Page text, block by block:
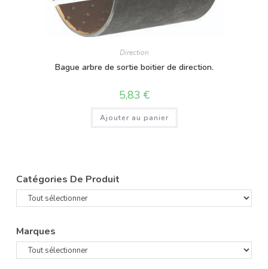
Direction
Bague arbre de sortie boitier de direction.
5,83 €
Ajouter au panier
Catégories De Produit
Marques